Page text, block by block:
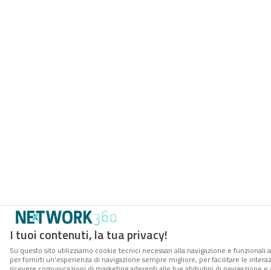
I tuoi contenuti, la tua privacy!
Su questo sito utilizziamo cookie tecnici necessari alla navigazione e funzionali
per fornirti un’esperienza di navigazione sempre migliore, per facilitare le